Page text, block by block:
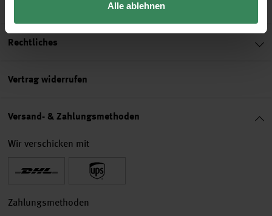
Alle ablehnen
Rechtliches
Vertrag widerrufen
Versand- & Zahlungsmethoden
Wir verschicken mit
Zahlungsmethoden